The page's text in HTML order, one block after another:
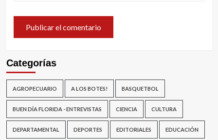
Categorías
AGROPECUARIO A LOS BOTES! BASQUETBOL
BUEN DÍA FLORIDA - ENTREVISTAS CIENCIA CULTURA
DEPARTAMENTAL DEPORTES EDITORIALES EDUCACIÓN